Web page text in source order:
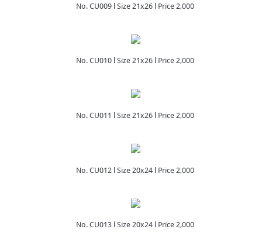
No. CU009 l Size 21x26 l Price 2,000
No. CU010 l Size 21x26 l Price 2,000
No. CU011 l Size 21x26 l Price 2,000
No. CU012 l Size 20x24 l Price 2,000
No. CU013 l Size 20x24 l Price 2,000